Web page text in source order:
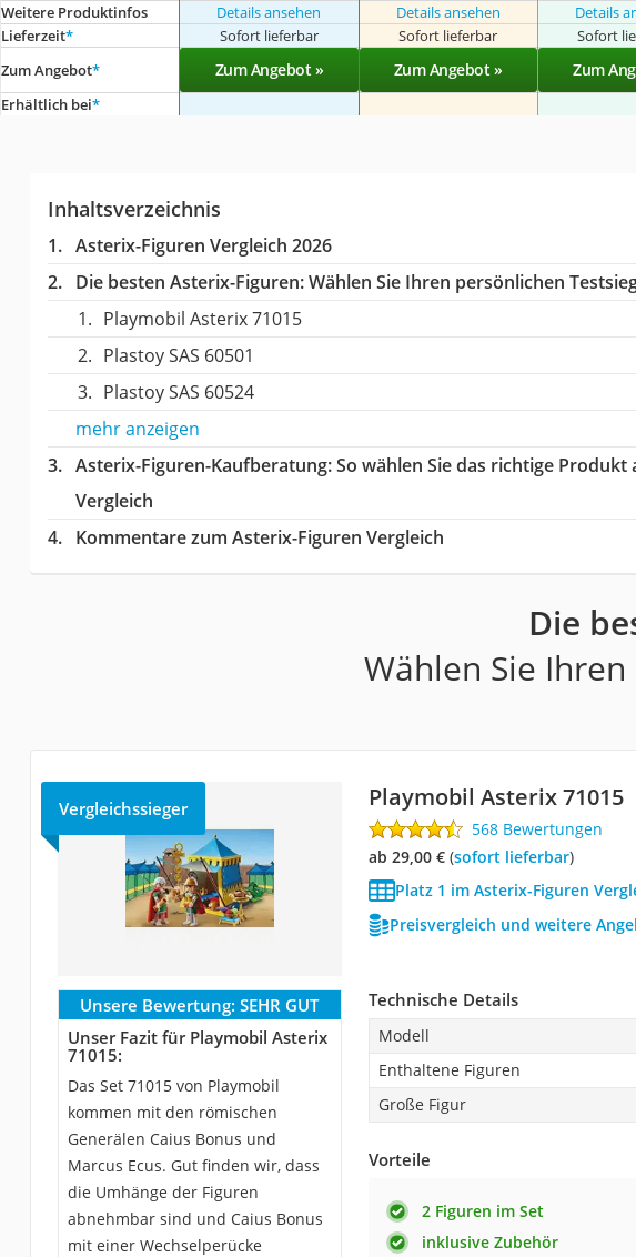
Weitere Produktinfos Details ansehen Details ansehen Details
Lieferzeit* Sofort lieferbar Sofort lieferbar Sofort
Zum Angebot* Zum Angebot » Zum Angebot » Zum
Erhältlich bei*
Inhaltsverzeichnis
Asterix-Figuren Vergleich 2026
Die besten Asterix-Figuren:Wählen Sie Ihren persönlichen
Playmobil Asterix 71015
Plastoy SAS 60501
Plastoy SAS 60524
mehr anzeigen
Asterix-Figuren-Kaufberatung: So wählen Sie das richtige
Vergleich
Kommentare zum Asterix-Figuren Vergleich
Die
Wählen Sie
Vergleichssieger Playmobil Asterix 71015
568 Bewertungen
ab 29,00 €( Sofort lieferbar)
Platz 1 im Asterix-Figuren
Preisvergleich und weitere
Unsere Bewertung: SEHR GUT
Unser Fazit für Playmobil Asterix
71015:
Das Set 71015 von Playmobil
kommen mit den römischen
Generälen Caius Bonus und
Marcus Ecus. Gut finden wir, dass
die Umhänge der Figuren
abnehmbar sind und Caius Bonus
mit einer Wechselperücke
Technische Details
Modell
Enthaltene Figuren
Große Figur
Vorteile
2 Figuren im Set
inklusive Zubehör